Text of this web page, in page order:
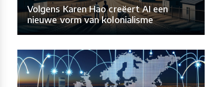
Volgens Karen Hao creëert AI een
nieuwe vorm van kolonialisme